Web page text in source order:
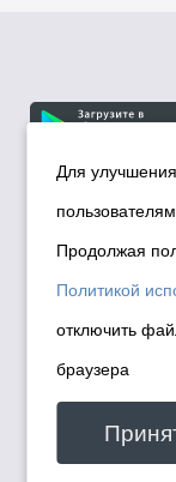
©
города
Политика
Политика по
данных в
мэрии
Для
Продолжая
Политикой
отключить
браузера